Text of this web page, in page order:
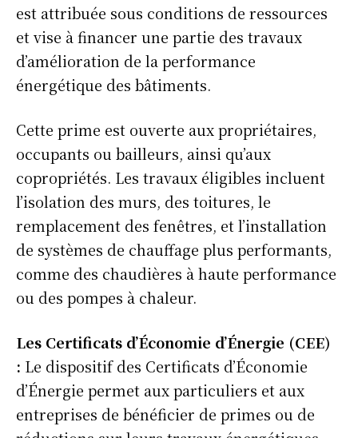
est attribuée sous conditions de ressources
et vise à financer une partie des travaux
d’amélioration de la performance
énergétique des bâtiments.
Cette prime est ouverte aux propriétaires,
occupants ou bailleurs, ainsi qu’aux
copropriétés. Les travaux éligibles incluent
l’isolation des murs, des toitures, le
remplacement des fenêtres, et l’installation
de systèmes de chauffage plus performants,
comme des chaudières à haute performance
ou des pompes à chaleur.
Les Certificats d’Économie d’Énergie (CEE)
: Le dispositif des Certificats d’Économie
d’Énergie permet aux particuliers et aux
entreprises de bénéficier de primes ou de